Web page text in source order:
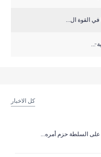
القوة ال...
̵...
كل الاخبار
على السلطة حزم أمره...